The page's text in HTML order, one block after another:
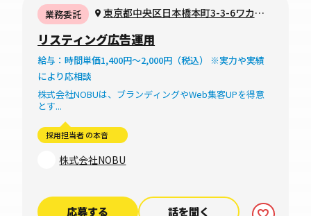
業務委託
東京都中央区日本橋本町3-3-6ワカ末
リスティング広告運用
給与：時間単価1,400円～2,000円（税込） ※実力や実績
により応相談
株式会社NOBUは、ブランディングやWeb集客UPを得意
とす...
採用担当者 の本音
株式会社NOBU
応募する 話を聞く